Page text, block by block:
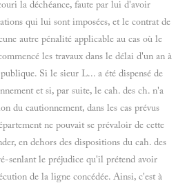
la déchéance, faute par lui d'avoir
qui lui sont imposées, et le contrat de
autre pénalité applicable au cas où le
les travaux dans le délai d'un an à
Si le sieur L... a été dispensé de
et si, par suite, le cah. des ch. n'a
du cautionnement, dans les cas prévus
ne pouvait se prévaloir de cette
en dehors des dispositions du cah. des
senlant le préjudice qu'il prétend avoir
de la ligne concédée. Ainsi, c'est à